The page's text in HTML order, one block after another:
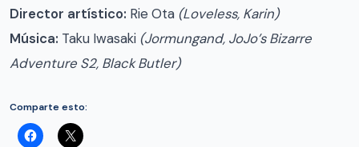
Director artístico: Rie Ota (Loveless, Karin)
Música: Taku Iwasaki (Jormungand, JoJo’s Bizarre
Adventure S2, Black Butler)
Comparte esto: